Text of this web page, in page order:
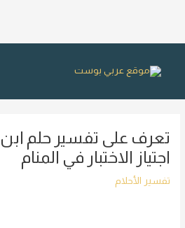
تعرف على تفسير حلم
اجتياز الاختبار في المنام
تفسير الأحلام